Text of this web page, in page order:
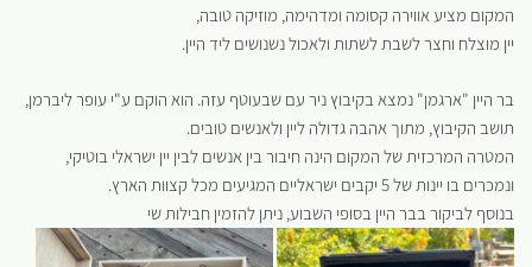
המקום מציע אווירה קסומה ומדהימה, מוזיקה טובה,
יין מוצלח וחצר לשבת לשתות ולאכול נשנושים ליד היין.
בר היין "ארגמן" נמצא בקיבוץ ניר עם שבעוטף עזה. הוא הוקם ע"י עופר ליברמן,
תושב הקיבוץ, מתוך אהבה גדולה ליין ולאנשים טובים.
המטרה המרכזית של המקום הינה חיבור בין אנשים לבין יין ישראלי בוטיקי,
ונמכרים בו יינות של 5 יקבים ישראליים המגיעים מכל קצוות הארץ.
בנוסף לביקור בבר היין בסופי השבוע, ניתן להזמין חבילות שי